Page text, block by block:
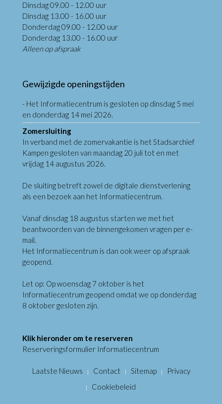
Dinsdag 09.00 - 12.00 uur
Dinsdag 13.00 - 16.00 uur
Donderdag 09.00 - 12.00 uur
Donderdag 13.00 - 16.00 uur
Alleen op afspraak
Gewijzigde openingstijden
- Het Informatiecentrum is gesloten op dinsdag 5 mei
en donderdag 14 mei 2026.
Zomersluiting
In verband met de zomervakantie is het Stadsarchief
Kampen gesloten van maandag 20 juli tot en met
vrijdag 14 augustus 2026.
De sluiting betreft zowel de digitale dienstverlening
als een bezoek aan het Informatiecentrum.
Vanaf dinsdag 18 augustus starten we met het
beantwoorden van de binnengekomen vragen per e-
mail.
Het Informatiecentrum is dan ook weer op afspraak
geopend.
Let op: Op woensdag 7 oktober is het
Informatiecentrum geopend omdat we op donderdag
8 oktober gesloten zijn.
Klik hieronder om te reserveren
Reserveringsformulier Informatiecentrum
Laatste Nieuws Contact Sitemap
Privacy
Cookiebeleid